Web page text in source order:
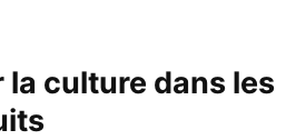
la culture dans les